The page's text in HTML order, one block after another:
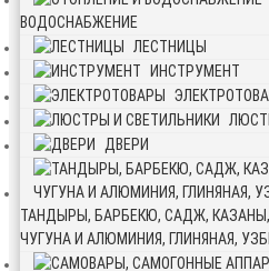
ВОДОСНАБЖЕНИЕ
ЛЕСТНИЦЫ
ИНСТРУМЕНТ
ДВЕРИ
ТАНДЫРЫ, БАРБЕКЮ, САДЖ,
ЧУГУНА И АЛЮМИНИЯ, ГЛИНЯНАЯ,